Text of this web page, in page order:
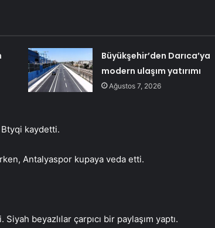
Büyükşehir’den Darıca’ya
modern ulaşım yatırımı
Ağustos 7, 2026
kaydetti.
Antalyaspor kupaya veda etti.
beyazlılar çarpıcı bir paylaşım yaptı.